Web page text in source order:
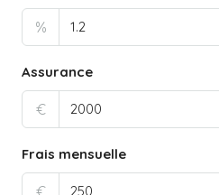
%
Assurance
€
Frais mensuelle